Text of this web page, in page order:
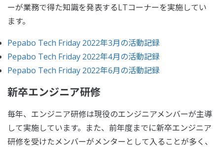
ーが業務で得た知識を発表するLTコーナーを実施してい
ます。
Pepabo Tech Friday 2022年3月の活動記録
Pepabo Tech Friday 2022年4月の活動記録
Pepabo Tech Friday 2022年6月の活動記録
新卒エンジニア研修
毎年、エンジニア研修は現役のエンジニアメンバーが主導
して実施しています。また、前年度までに新卒エンジニア
研修を受けたメンバーがメンターとして入ることが多く、